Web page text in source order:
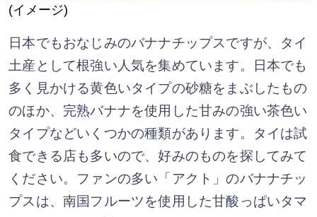
(イメージ)
日本でもおなじみのバナナチップスですが、タイ
土産として根強い人気を集めています。日本でも
多く見かける黄色いタイプの砂糖をまぶしたもの
のほか、完熟バナナを使用した甘みの強い茶色い
タイプなどいくつかの種類があります。タイは試
食できる店も多いので、好みのものを探してみて
ください。ファンの多い「アクト」のバナナチッ
プスは、南国フルーツを使用した甘酸っぱいタマ